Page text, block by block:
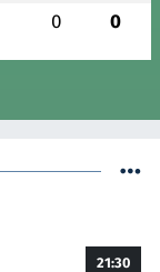
0 0
21:30